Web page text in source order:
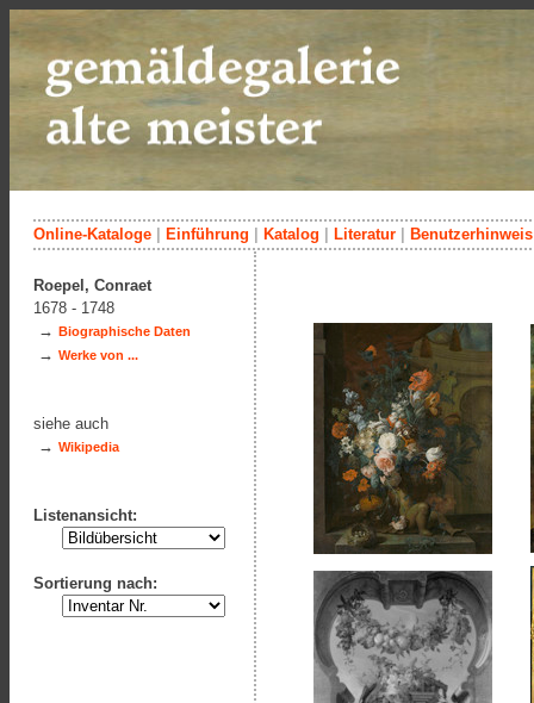
Online-Kataloge Einführung Katalog Literatur Benutzerhinweis
Roepel, Conraet
1678 - 1748
→ Biographische Daten
→ Werke von ...
siehe auch
→ Wikipedia
Listenansicht:
Sortierung nach: